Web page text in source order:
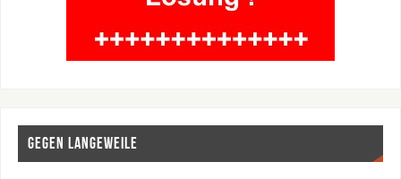
Gegen Langeweile